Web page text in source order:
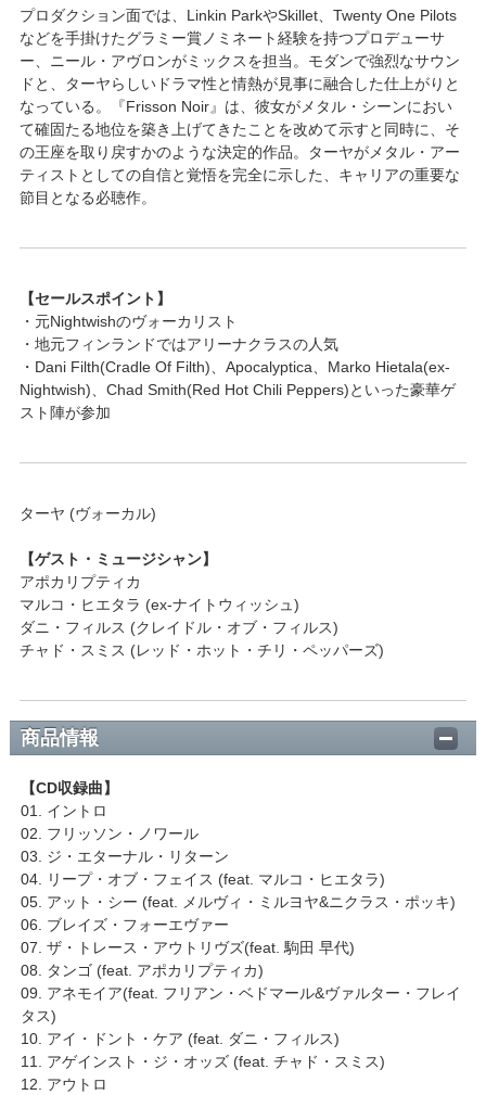
プロダクション面では、Linkin ParkやSkillet、Twenty One Pilots
などを手掛けたグラミー賞ノミネート経験を持つプロデューサ
ー、ニール・アヴロンがミックスを担当。モダンで強烈なサウン
ドと、ターヤらしいドラマ性と情熱が見事に融合した仕上がりと
なっている。『Frisson Noir』は、彼女がメタル・シーンにおい
て確固たる地位を築き上げてきたことを改めて示すと同時に、そ
の王座を取り戻すかのような決定的作品。ターヤがメタル・アー
ティストとしての自信と覚悟を完全に示した、キャリアの重要な
節目となる必聴作。
【セールスポイント】
・元Nightwishのヴォーカリスト
・地元フィンランドではアリーナクラスの人気
・Dani Filth(Cradle Of Filth)、Apocalyptica、Marko Hietala(ex-
Nightwish)、Chad Smith(Red Hot Chili Peppers)といった豪華ゲ
スト陣が参加
ターヤ (ヴォーカル)
【ゲスト・ミュージシャン】
アポカリプティカ
マルコ・ヒエタラ (ex-ナイトウィッシュ)
ダニ・フィルス (クレイドル・オブ・フィルス)
チャド・スミス (レッド・ホット・チリ・ペッパーズ)
商品情報
【CD収録曲】
01. イントロ
02. フリッソン・ノワール
03. ジ・エターナル・リターン
04. リープ・オブ・フェイス (feat. マルコ・ヒエタラ)
05. アット・シー (feat. メルヴィ・ミルヨヤ&ニクラス・ポッキ)
06. ブレイズ・フォーエヴァー
07. ザ・トレース・アウトリヴズ(feat. 駒田 早代)
08. タンゴ (feat. アポカリプティカ)
09. アネモイア(feat. フリアン・ベドマール&ヴァルター・フレイ
タス)
10. アイ・ドント・ケア (feat. ダニ・フィルス)
11. アゲインスト・ジ・オッズ (feat. チャド・スミス)
12. アウトロ